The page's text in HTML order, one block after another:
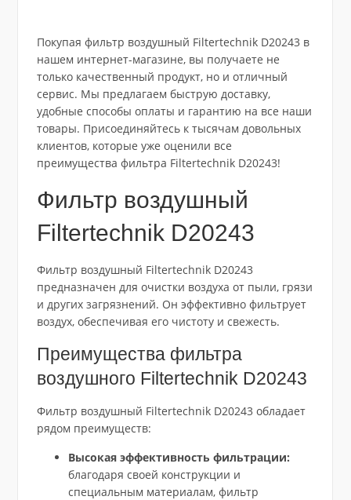
Покупая фильтр воздушный Filtertechnik D20243 в
нашем интернет-магазине, вы получаете не
только качественный продукт, но и отличный
сервис. Мы предлагаем быструю доставку,
удобные способы оплаты и гарантию на все наши
товары. Присоединяйтесь к тысячам довольных
клиентов, которые уже оценили все
преимущества фильтра Filtertechnik D20243!
Фильтр воздушный
Filtertechnik D20243
Фильтр воздушный Filtertechnik D20243
предназначен для очистки воздуха от пыли, грязи
и других загрязнений. Он эффективно фильтрует
воздух, обеспечивая его чистоту и свежесть.
Преимущества фильтра
воздушного Filtertechnik D20243
Фильтр воздушный Filtertechnik D20243 обладает
рядом преимуществ:
Высокая эффективность фильтрации:
благодаря своей конструкции и
специальным материалам, фильтр